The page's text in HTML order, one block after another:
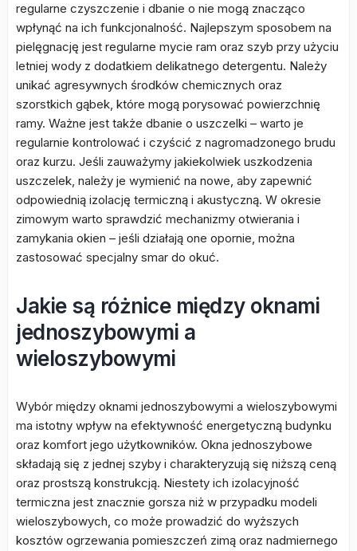
regularne czyszczenie i dbanie o nie mogą znacząco
wpłynąć na ich funkcjonalność. Najlepszym sposobem na
pielęgnację jest regularne mycie ram oraz szyb przy użyciu
letniej wody z dodatkiem delikatnego detergentu. Należy
unikać agresywnych środków chemicznych oraz
szorstkich gąbek, które mogą porysować powierzchnię
ramy. Ważne jest także dbanie o uszczelki – warto je
regularnie kontrolować i czyścić z nagromadzonego brudu
oraz kurzu. Jeśli zauważymy jakiekolwiek uszkodzenia
uszczelek, należy je wymienić na nowe, aby zapewnić
odpowiednią izolację termiczną i akustyczną. W okresie
zimowym warto sprawdzić mechanizmy otwierania i
zamykania okien – jeśli działają one opornie, można
zastosować specjalny smar do okuć.
Jakie są różnice między oknami
jednoszybowymi a
wieloszybowymi
Wybór między oknami jednoszybowymi a wieloszybowymi
ma istotny wpływ na efektywność energetyczną budynku
oraz komfort jego użytkowników. Okna jednoszybowe
składają się z jednej szyby i charakteryzują się niższą ceną
oraz prostszą konstrukcją. Niestety ich izolacyjność
termiczna jest znacznie gorsza niż w przypadku modeli
wieloszybowych, co może prowadzić do wyższych
kosztów ogrzewania pomieszczeń zimą oraz nadmiernego